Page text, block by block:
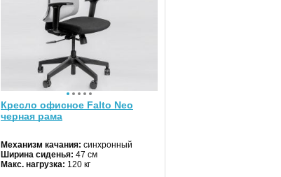
Кресло офисное Falto Neo
черная рама
Механизм качания: синхронный
Ширина сиденья: 47 см
Макс. нагрузка: 120 кг